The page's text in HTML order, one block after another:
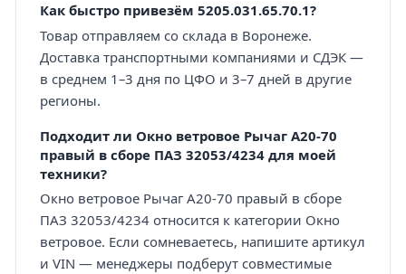
Как быстро привезём 5205.031.65.70.1?
Товар отправляем со склада в Воронеже.
Доставка транспортными компаниями и СДЭК —
в среднем 1–3 дня по ЦФО и 3–7 дней в другие
регионы.
Подходит ли Окно ветровое Рычаг А20-70
правый в сборе ПАЗ 32053/4234 для моей
техники?
Окно ветровое Рычаг А20-70 правый в сборе
ПАЗ 32053/4234 относится к категории Окно
ветровое. Если сомневаетесь, напишите артикул
и VIN — менеджеры подберут совместимые